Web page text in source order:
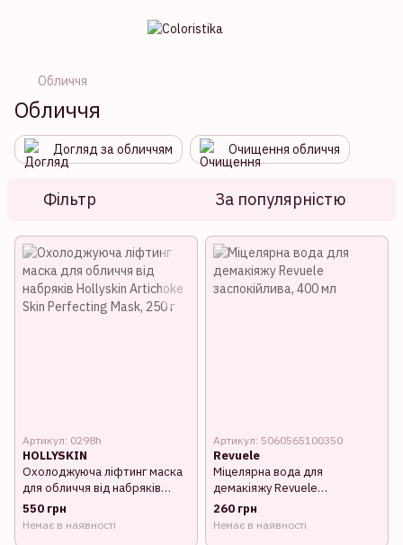
Обличчя
Обличчя
Догляд за обличчям Очищення обличчя
Фільтр За популярністю
Артикул: 0298h
HOLLYSKIN
Охолоджуюча ліфтинг маска
для обличчя від набряків
Hollyskin Artichoke Skin
Perfecting Mask, 250 г
550 грн
Немає в наявності
Артикул: 5060565100350
Revuele
Міцелярна вода для
демакіяжу Revuele
заспокійлива, 400 мл
260 грн
Немає в наявності